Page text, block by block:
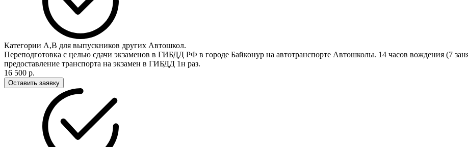
Категории А,В для выпускников других Автошкол.
Переподготовка с целью сдачи экзаменов в ГИБДД РФ в городе Байконур на автотранспорте Автошколы. 14 часов вождения (7
предоставление транспорта на экзамен в ГИБДД 1н раз.
16 500 р.
Оставить заявку